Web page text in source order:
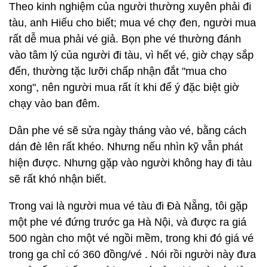
Theo kinh nghiệm của người thường xuyên phải đi
tàu, anh Hiếu cho biết; mua vé chợ đen, người mua
rất dễ mua phải vé giả. Bọn phe vé thường đánh
vào tâm lý của người đi tàu, vì hết vé, giờ chạy sắp
đến, thường tặc lưỡi chấp nhận đắt "mua cho
xong", nên người mua rất ít khi để ý đặc biệt giờ
chạy vào ban đêm.
Dân phe vé sẽ sửa ngày tháng vào vé, bằng cách
dán đè lên rất khéo. Nhưng nếu nhìn kỹ vẫn phát
hiện được. Nhưng gặp vào người không hay đi tàu
sẽ rất khó nhận biết.
Trong vai là người mua vé tàu đi Đà Nẵng, tôi gặp
một phe vé đứng trước ga Hà Nội, và được ra giá
500 ngàn cho một vé ngồi mềm, trong khi đó giá vé
trong ga chỉ có 360 đồng/vé . Nói rồi người này đưa